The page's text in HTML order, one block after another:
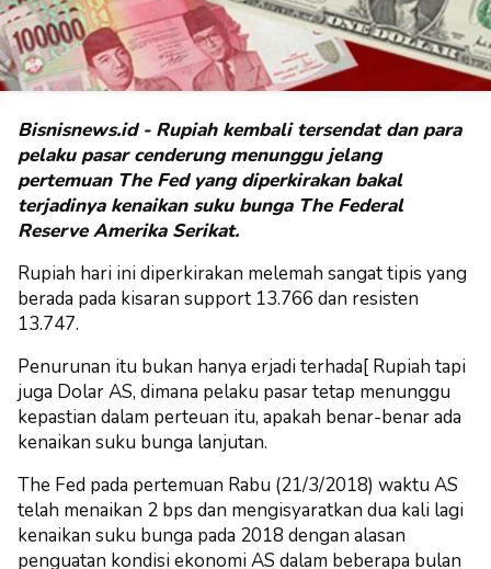
Bisnisnews.id - Rupiah kembali tersendat dan para
pelaku pasar cenderung menunggu jelang
pertemuan The Fed yang diperkirakan bakal
terjadinya kenaikan suku bunga The Federal
Reserve Amerika Serikat.
Rupiah hari ini diperkirakan melemah sangat tipis yang
berada pada kisaran support 13.766 dan resisten
13.747.
Penurunan itu bukan hanya erjadi terhada[ Rupiah tapi
juga Dolar AS, dimana pelaku pasar tetap menunggu
kepastian dalam perteuan itu, apakah benar-benar ada
kenaikan suku bunga lanjutan.
The Fed pada pertemuan Rabu (21/3/2018) waktu AS
telah menaikan 2 bps dan mengisyaratkan dua kali lagi
kenaikan suku bunga pada 2018 dengan alasan
penguatan kondisi ekonomi AS dalam beberapa bulan